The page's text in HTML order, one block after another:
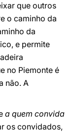
que outros
o caminho da
da
e permite
no Piemonte é
não. A
a quem convida
os convidados,